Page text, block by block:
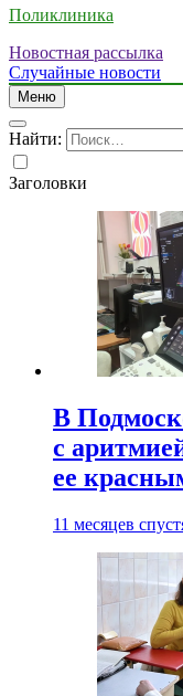
Поликлиника
Новостная рассылка
Случайные новости
Меню
Найти:
Заголовки
В
с
ее
11 месяцев